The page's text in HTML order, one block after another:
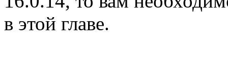
в этой главе.